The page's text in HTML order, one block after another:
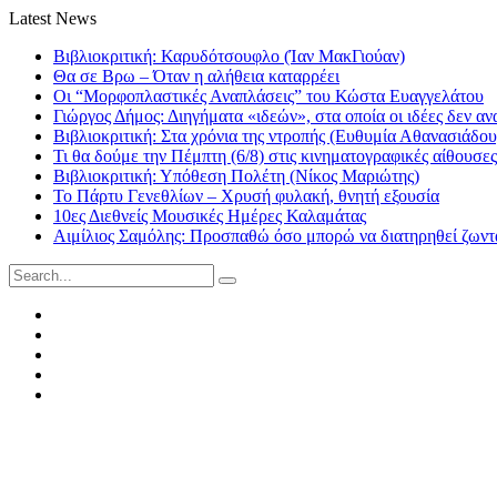
Latest News
Βιβλιοκριτική: Καρυδότσουφλο (Ίαν ΜακΓιούαν)
Θα σε Βρω – Όταν η αλήθεια καταρρέει
Οι “Μορφοπλαστικές Αναπλάσεις” του Κώστα Ευαγγελάτου
Γιώργος Δήμος: Διηγήματα «ιδεών», στα οποία οι ιδέες δεν
Βιβλιοκριτική: Στα χρόνια της ντροπής (Ευθυμία
Τι θα δούμε την Πέμπτη (6/8) στις κινηματογραφικές αίθουσες
Βιβλιοκριτική: Υπόθεση Πολέτη (Νίκος Μαριώτης)
Το Πάρτυ Γενεθλίων – Χρυσή φυλακή, θνητή εξουσία
10ες Διεθνείς Μουσικές Ημέρες Καλαμάτας
Αιμίλιος Σαμόλης: Προσπαθώ όσο μπορώ να διατηρηθεί
Search
for: